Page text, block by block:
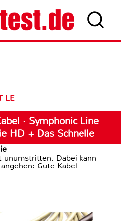
LE
· Symphonic Line
HD + Das Schnelle
unumstritten. Dabei kann
Gute Kabel